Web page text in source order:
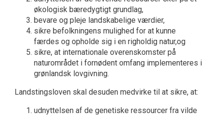
økologisk bæredygtigt grundlag,
bevare og pleje landskabelige værdier,
sikre befolkningens mulighed for at kunne
færdes og opholde sig i en righoldig natur,og
sikre, at internationale overenskomster på
naturområdet i fornødent omfang implementeres i
grønlandsk lovgivning.
Landstingsloven skal desuden medvirke til at sikre, at:
udnyttelsen af de genetiske ressourcer fra vilde